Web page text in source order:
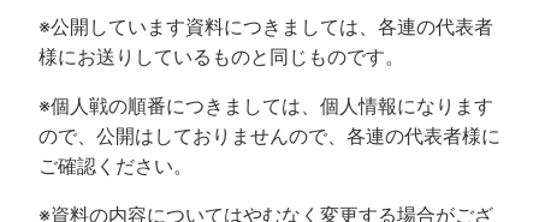
※公開しています資料につきましては、各連の代表者
様にお送りしているものと同じものです。
※個人戦の順番につきましては、個人情報になります
ので、公開はしておりませんので、各連の代表者様に
ご確認ください。
※資料の内容についてはやむなく変更する場合がござ